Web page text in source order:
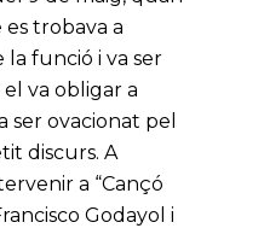
trobava a
la funció i va ser
va obligar a
ser ovacionat pel
discurs. A
a “Cançó
Godayol i